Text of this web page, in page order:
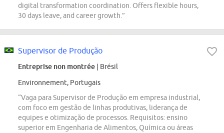
digital transformation coordination. Offers flexible hours,
30 days leave, and career growth.”
Supervisor de Produção
Entreprise non montrée | Brésil
Environnement, Portugais
“Vaga para Supervisor de Produção em empresa industrial,
com foco em gestão de linhas produtivas, liderança de
equipes e otimização de processos. Requisitos: ensino
superior em Engenharia de Alimentos, Química ou áreas